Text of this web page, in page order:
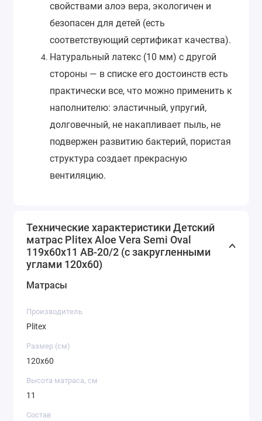
свойствами алоэ вера, экологичен и
безопасен для детей (есть
соответствующий сертификат качества).
Натуральный латекс (10 мм) с другой
стороны — в списке его достоинств есть
практически все, что можно применить к
наполнителю: эластичный, упругий,
долговечный, не накапливает пыль, не
подвержен развитию бактерий, пористая
структура создает прекрасную
вентиляцию.
Технические характеристики Детский
матрас Plitex Aloe Vera Semi Oval
119х60х11 АВ-20/2 (с закругленными
углами 120х60)
Матрасы
Производитель
Plitex
Размер (см)
120х60
Высота матраса, см
11
Состав